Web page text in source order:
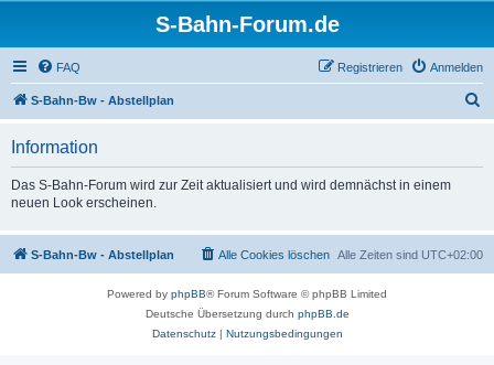
S-Bahn-Forum.de
FAQ Anmelden
Registrieren
S-Bahn-Bw - Abstellplan
Information
Das S-Bahn-Forum wird zur Zeit aktualisiert und wird demnächst in einem
neuen Look erscheinen.
S-Bahn-Bw - Abstellplan Alle Zeiten sind UTC+02:00
Alle Cookies löschen
Powered by phpBB® Forum Software © phpBB Limited
Deutsche Übersetzung durch phpBB.de
Datenschutz| Nutzungsbedingungen